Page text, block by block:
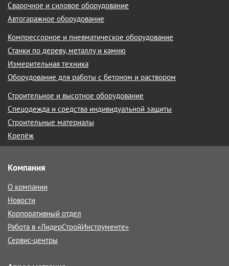
Сварочное и силовое оборудование
Автогаражное оборудование
Компрессорное и пневматическое оборудование
Станки по дереву, металлу и камню
Измерительная техника
Оборудование для работы с бетоном и раствором
Строительное и высотное оборудование
Спецодежда и средства индивидуальной защиты
Строительные материалы
Крепёж
Компания
О компании
Новости
Корпоративный отдел
Работа в «ЛидерСтройИнструменте»
Сервис-центры